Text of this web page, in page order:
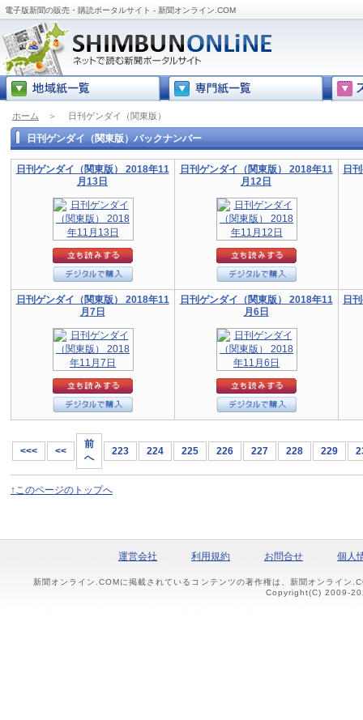
電子版新聞の販売・購読ポータルサイト - 新聞オンライン.COM
ホーム ＞ 日刊ゲンダイ（関東版）
日刊ゲンダイ（関東版）バックナンバー
日刊ゲンダイ（関東版） 2018年11
月13日
日刊ゲンダイ（関東版） 2018年11
月12日
日
日刊ゲンダイ（関東版） 2018年11
月7日
日刊ゲンダイ（関東版） 2018年11
月6日
日
<<< <<
前
へ
223 224 225 226 227 228 229
↑このページのトップへ
運営会社 利用規約 お問合せ 個人
新聞オンライン.COMに掲載されているコンテンツの著作権は、新聞オンライン
Copyright(C) 2009-